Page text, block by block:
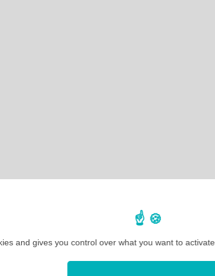
and gives you control over what you want to activate